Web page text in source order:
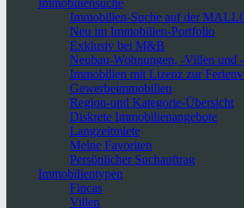
Immobiliensuche
Immobilien-Suche auf der
Neu im Immobilien-Portfolio
Exklusiv bei M&B
Neubau-Wohnungen, -Villen und
Immobilien mit Lizenz zur
Gewerbeimmobilien
Region-und Kategorie-Übersicht
Diskrete Immobilienangebote
Langzeitmiete
Meine Favoriten
Persönlicher Suchauftrag
Immobilientypen
Fincas
Villen